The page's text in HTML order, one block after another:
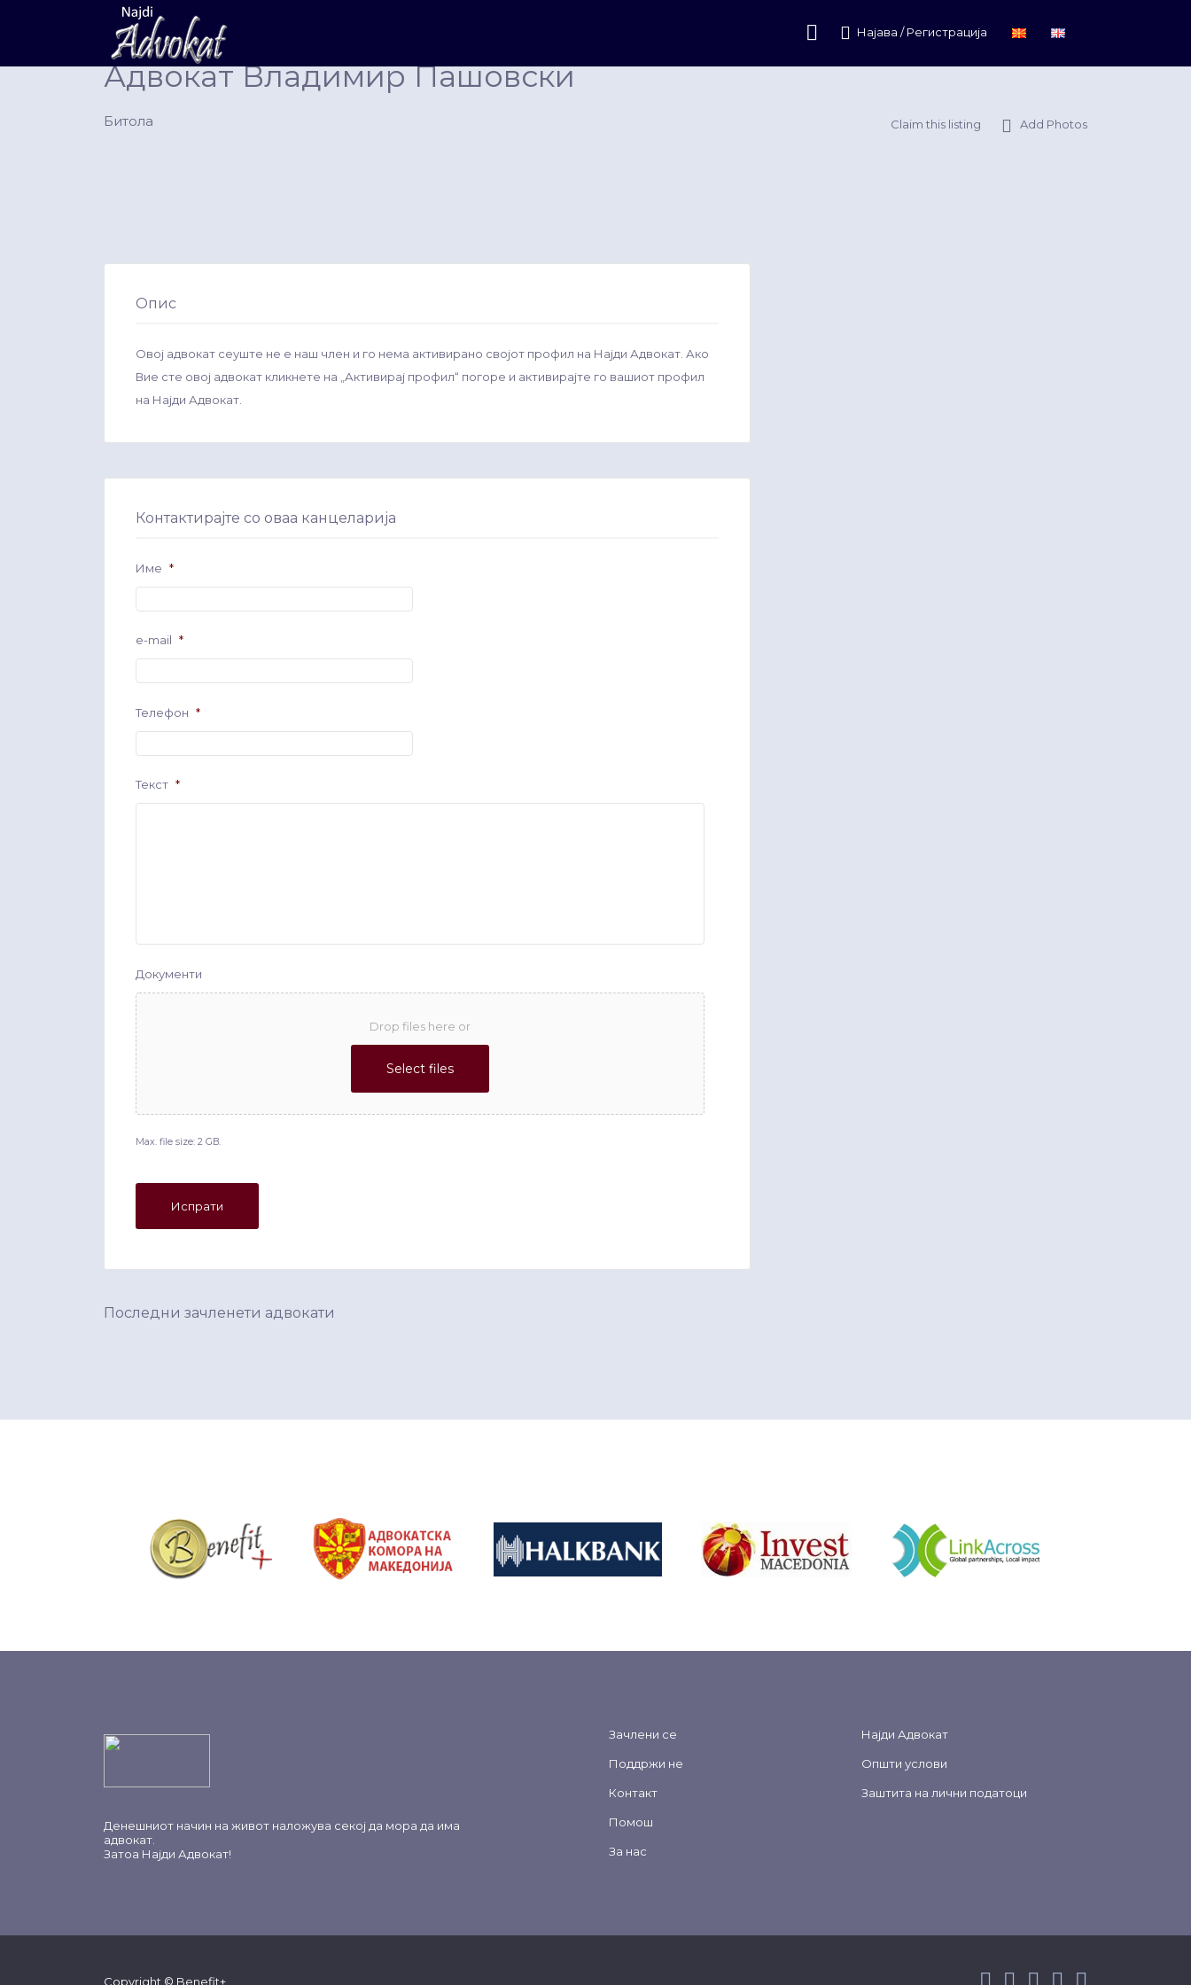
Најава / Регистрација
Search
for:
Адвокат Владимир Пашовски
Битола Claim this listing Add Photos
Опис
Овој адвокат сеуште не е наш член и го нема активирано својот профил на Најди Адвокат. Ако
Вие сте овој адвокат кликнете на „Активирај профил“ погоре и активирајте го вашиот профил
на Најди Адвокат.
Контактирајте со оваа канцеларија
Име *
e-mail *
Телефон *
Текст *
Документи
Drop files here or
Select files
Max. file size: 2 GB.
Последни зачленети адвокати
Денешниот начин на живот наложува секој да мора да има
адвокат.
Затоа Најди Адвокат!
Зачлени се
Поддржи не
Контакт
Помош
За нас
Најди Адвокат
Општи услови
Заштита на лични податоци
Copyright © Benefit+